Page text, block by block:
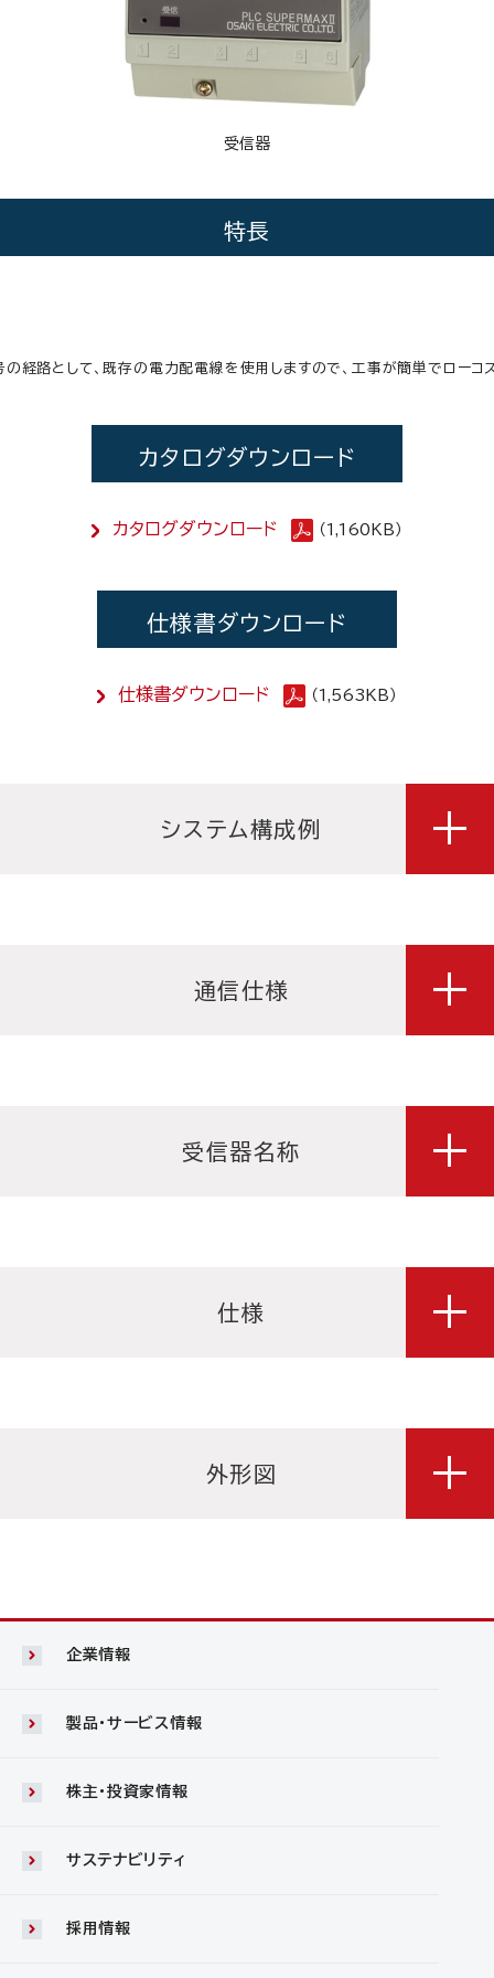
受信器
特長
経路として、既存の電力配電線を使用しますので、工事が簡単でローコ
カタログダウンロード
カタログダウンロード （1,160KB）
仕様書ダウンロード
仕様書ダウンロード （1,563KB）
システム構成例
通信仕様
受信器名称
仕様
外形図
企業情報
製品・サービス情報
株主・投資家情報
サステナビリティ
採用情報